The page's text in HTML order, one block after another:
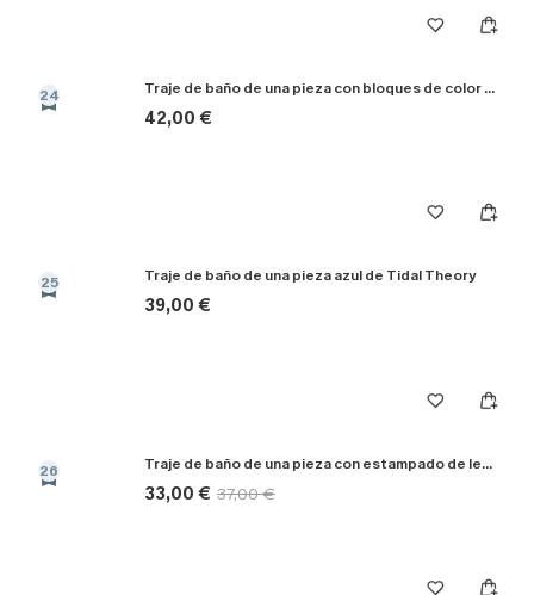
24 Traje de baño de una pieza con bloques de color efecto lavado a la luz
42,00 €
25 Traje de baño de una pieza azul de Tidal Theory
39,00 €
26 Traje de baño de una pieza con estampado de leopardo de Got Plans
33,00 € 37,00 €